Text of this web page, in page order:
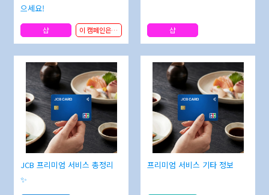
으세요!
샵 이 캠페인은 종료되었습니다. 샵
JCB 프리미엄 서비스 총정리
✨
프리미엄 서비스 기타 정보